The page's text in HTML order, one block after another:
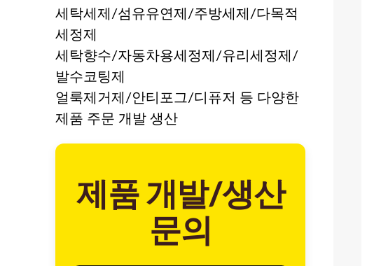
세탁세제/섬유유연제/주방세제/다목적
세정제
세탁향수/자동차용세정제/유리세정제/
발수코팅제
얼룩제거제/안티포그/디퓨저 등 다양한
제품 주문 개발 생산
제품 개발/생산
문의